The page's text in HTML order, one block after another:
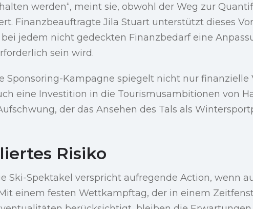
werden“, meint sie, obwohl der Weg zur
Finanzbeauftragte Jila Stuart unterstützt dieses
jedem nicht gedeckten Finanzbedarf eine
sein wird.
Sponsoring-Kampagne spiegelt nicht nur finanzielle
eine Investition in die Tourismusambitionen von
der das Ansehen des Tals als
Risiko
Ski-Spektakel verspricht aufregende Action, wenn
einem festen Wettkampftag, der in einem